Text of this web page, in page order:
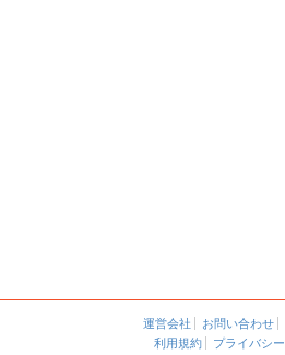
運営会社 お問い合わせ
利用規約
プライバシ